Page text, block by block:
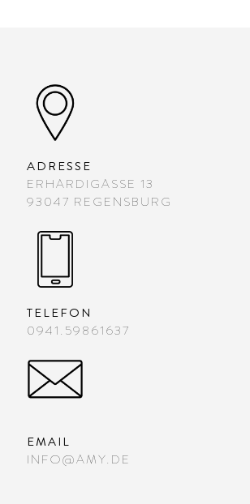
ADRESSE
ERHARDIGASSE 13
93047 REGENSBURG
TELEFON
0941.59861637
EMAIL
INFO@AMY.DE